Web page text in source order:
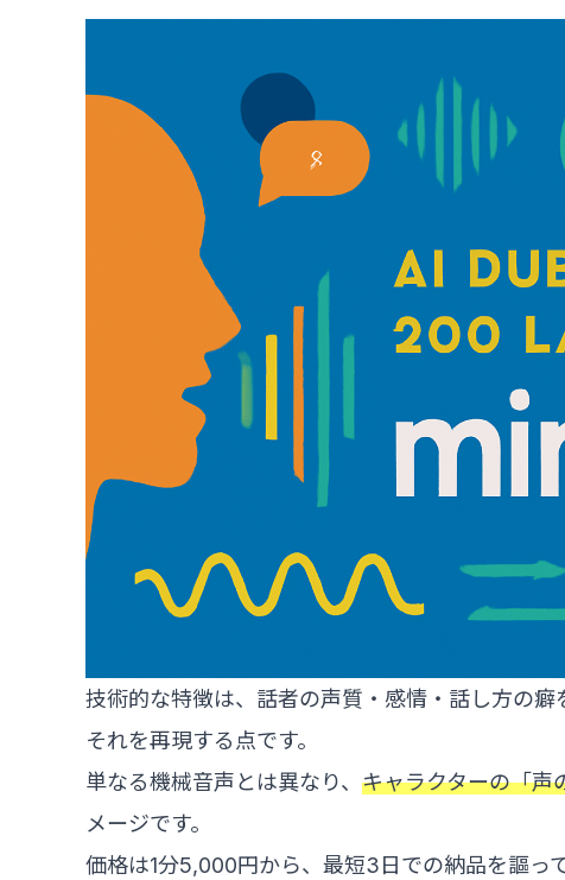
技術的な特徴は、話者の声質・感情・話し方の
それを再現する点です。
単なる機械音声とは異なり、 キャラクターの「声
メージです。
価格は1分5,000円から、最短3日での納品を謳っ